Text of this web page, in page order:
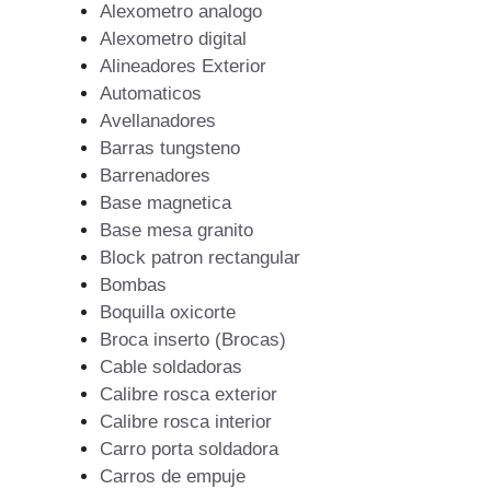
Alexometro analogo
Alexometro digital
Alineadores Exterior
Automaticos
Avellanadores
Barras tungsteno
Barrenadores
Base magnetica
Base mesa granito
Block patron rectangular
Bombas
Boquilla oxicorte
Broca inserto (Brocas)
Cable soldadoras
Calibre rosca exterior
Calibre rosca interior
Carro porta soldadora
Carros de empuje